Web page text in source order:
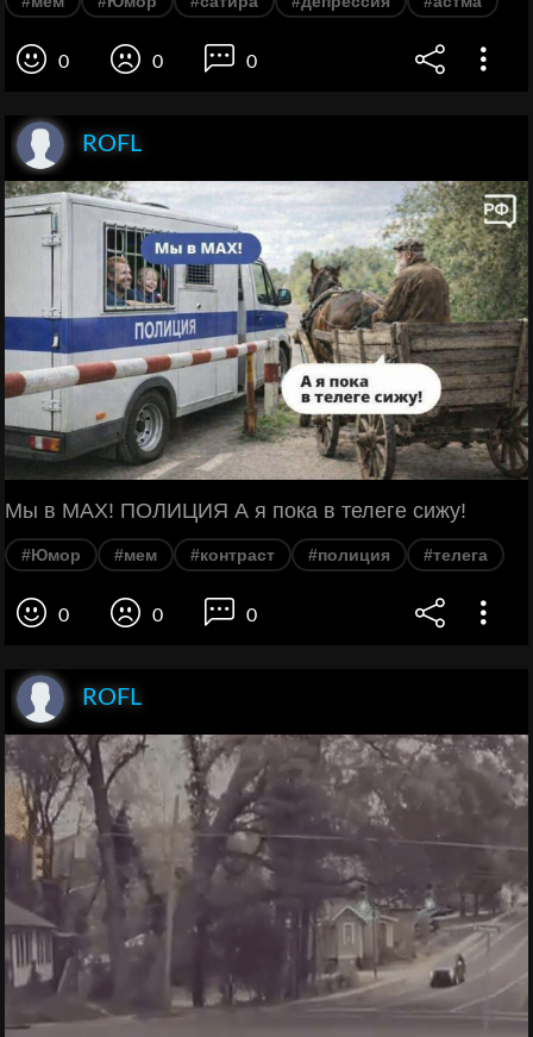
0 0 0
ROFL
Мы в MAX! ПОЛИЦИЯ А я пока в телеге сижу!
#Юмор #мем #контраст #полиция #телега
0 0 0
ROFL